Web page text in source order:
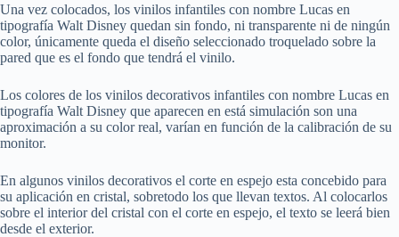
Una vez colocados, los vinilos infantiles con nombre Lucas en
tipografía Walt Disney quedan sin fondo, ni transparente ni de ningún
color, únicamente queda el diseño seleccionado troquelado sobre la
pared que es el fondo que tendrá el vinilo.
Los colores de los vinilos decorativos infantiles con nombre Lucas en
tipografía Walt Disney que aparecen en está simulación son una
aproximación a su color real, varían en función de la calibración de su
monitor.
En algunos vinilos decorativos el corte en espejo esta concebido para
su aplicación en cristal, sobretodo los que llevan textos. Al colocarlos
sobre el interior del cristal con el corte en espejo, el texto se leerá bien
desde el exterior.